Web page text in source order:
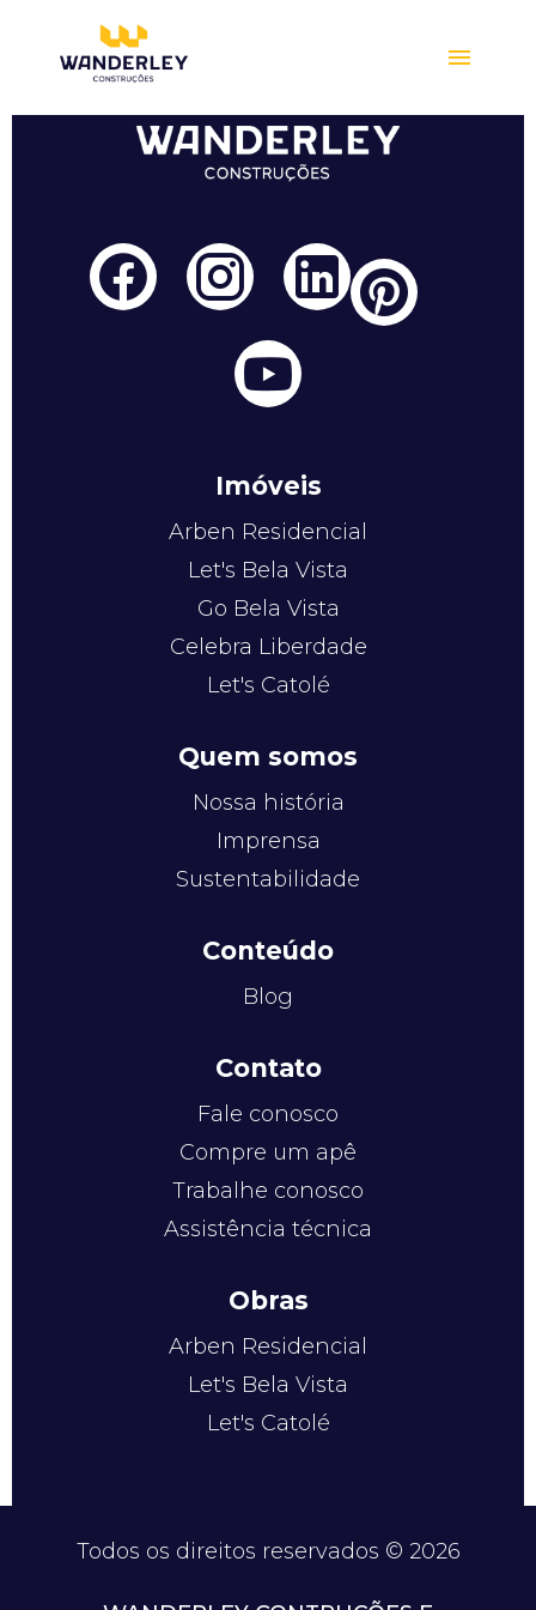
Compre online
Imóveis
Arben Residencial
Let's Bela Vista
Go Bela Vista
Celebra Liberdade
Let's Catolé
Quem somos
Nossa história
Imprensa
Sustentabilidade
Conteúdo
Blog
Contato
Fale conosco
Compre um apê
Trabalhe conosco
Assistência técnica
Obras
Arben Residencial
Let's Bela Vista
Let's Catolé
Todos os direitos reservados © 2026